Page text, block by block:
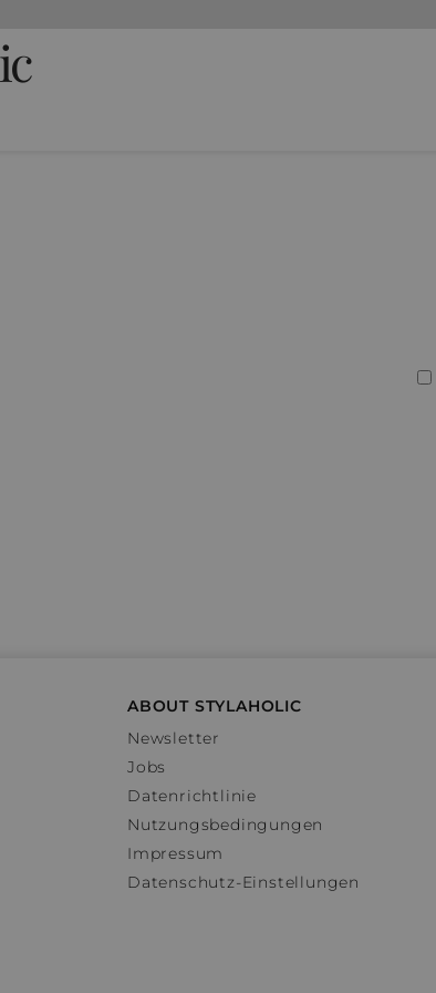
ABOUT STYLAHOLIC
Newsletter
Jobs
Datenrichtlinie
Nutzungsbedingungen
Impressum
Datenschutz-Einstellungen